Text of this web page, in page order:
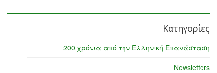
Κατηγορίες
200 χρόνια από την Ελληνική Επανάσταση
Newsletters